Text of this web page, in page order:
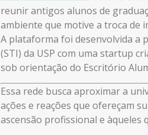
reunir antigos alunos de
ambiente que motive a troca de
A plataforma foi desenvolvida a
(STI) da USP com uma startup
sob orientação do Escritório
Essa rede busca aproximar a
ações e reações que ofereçam
ascensão profissional e àqueles